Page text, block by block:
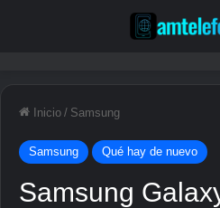
Inicio / Samsung
Samsung Qué hay de nuevo
Samsung